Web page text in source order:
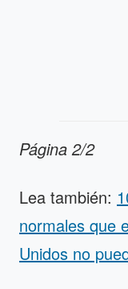
Página 2/2
Lea también:
normales que
Unidos no